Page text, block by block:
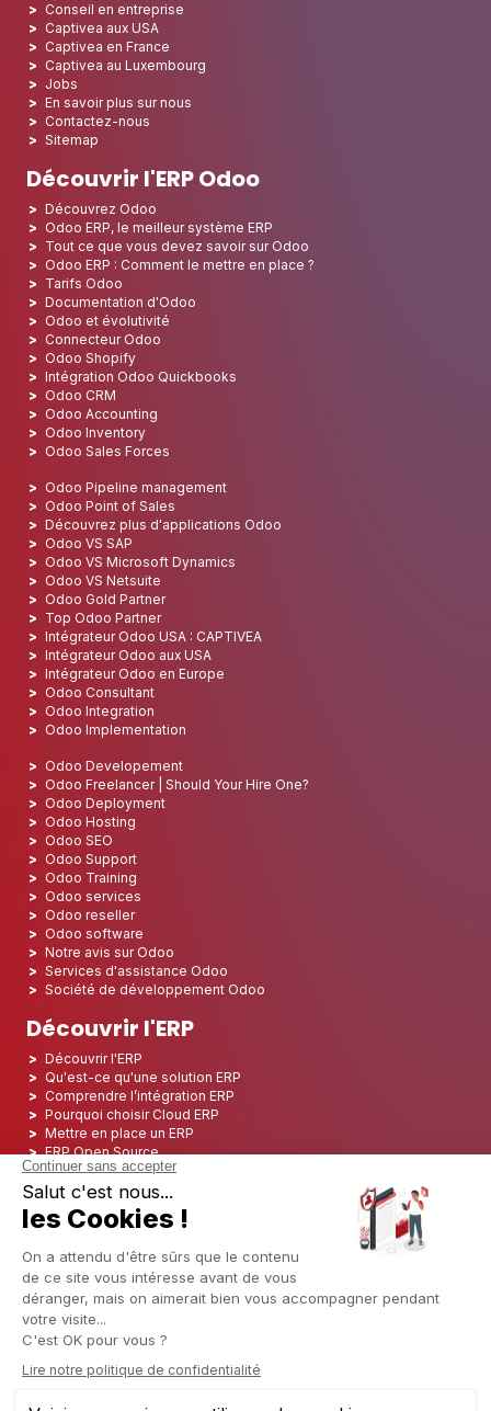
Conseil en entreprise
Captivea aux USA
Captivea en France
Captivea au Luxembourg
Jobs
En savoir plus sur nous
Contactez-nous
Sitemap
Découvrir l'ERP Odoo
Découvrez Odoo
Odoo ERP, le meilleur système ERP
Tout ce que vous devez savoir sur Odoo
Odoo ERP : Comment le mettre en place ?
Tarifs Odoo
Documentation d'Odoo
Odoo et évolutivité
Connecteur Odoo
Odoo Shopify
Intégration Odoo Quickbooks
Odoo CRM
Odoo Accounting
Odoo Inventory
Odoo Sales Forces
Odoo Pipeline management
Odoo Point of Sales
Découvrez plus d'applications Odoo
Odoo VS SAP
Odoo VS Microsoft Dynamics
Odoo VS Netsuite
Odoo Gold Partner
Top Odoo Partner
Intégrateur Odoo USA : CAPTIVEA
Intégrateur Odoo aux USA
Intégrateur Odoo en Europe
Odoo Consultant
Odoo Integration
Odoo Implementation
Odoo Developement
Odoo Freelancer | Should Your Hire One?
Odoo Deployment
Odoo Hosting
Odoo SEO
Odoo Support
Odoo Training
Odoo services
Odoo reseller
Odoo software
Notre avis sur Odoo
Services d'assistance Odoo
Société de développement Odoo
Découvrir l'ERP
Découvrir l'ERP
Qu'est-ce qu'une solution ERP
Comprendre l’intégration ERP
Pourquoi choisir Cloud ERP
Mettre en place un ERP
ERP Open Source
Logiciel ERP Open Source
Top 5 des ERP Open Source
ERP Deployment
ERP Implementation
ERP Consulting
ERP Project
ERP System
Odoo ERP pour le secteur des assurances